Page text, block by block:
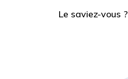
Le saviez-vous ?